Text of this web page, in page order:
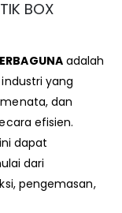
BOX
adalah
yang
dan
efisien.
dapat
dari
pengemasan,